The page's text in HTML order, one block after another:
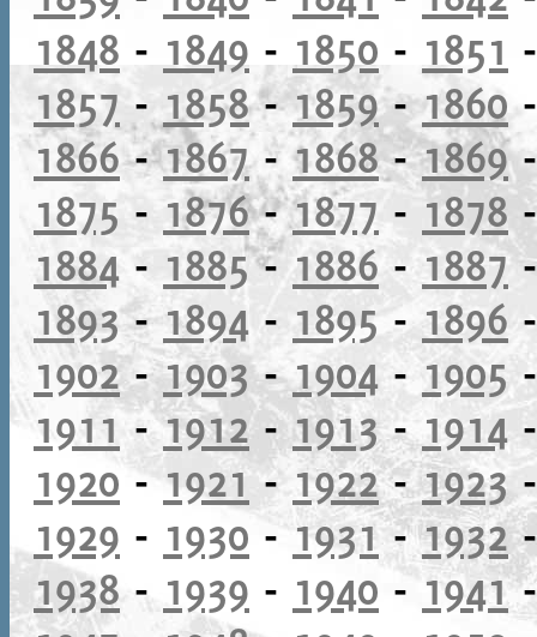
1848 - 1849 - 1850 - 1851
1857 - 1858-1859-1860
1866-1867- 1868-1869
1875 - 1876-1877 - 1878
1884 - 1885-1886- 1887
1893-1894 - 1895-1896
1902-1903-1904-1905
1911 -1912-1913-1914
1920 -1921- 1922-1923
1929 - 1930 -1931-1932
1938- 1939 - 1940 - 1941